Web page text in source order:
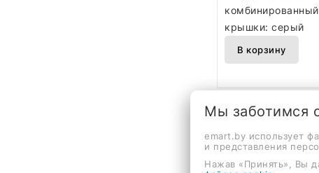
крышки: серый
В корзину
Трап/канал Roxen
Мы заботимся
emart.by использует
и представления
Нажав «Принять», Вы